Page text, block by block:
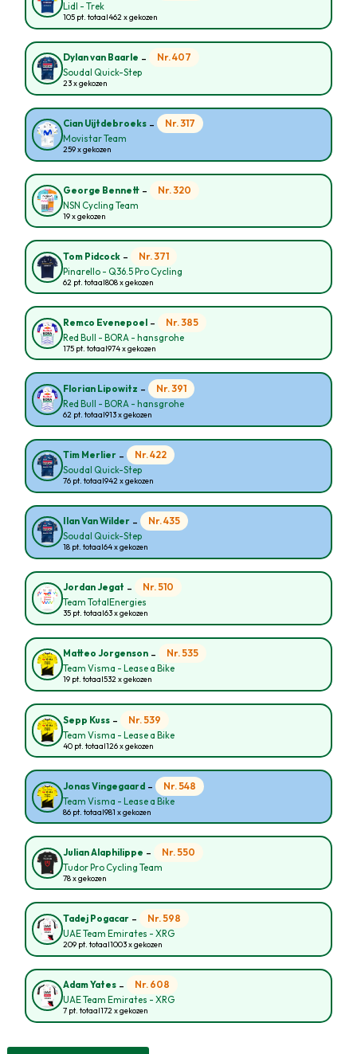
Lidl - Trek
105 pt. totaal462 x gekozen
Dylan van Baarle - Nr. 407
Soudal Quick-Step
23 x gekozen
Cian Uijtdebroeks - Nr. 317
Movistar Team
259 x gekozen
George Bennett - Nr. 320
NSN Cycling Team
19 x gekozen
Tom Pidcock - Nr. 371
Pinarello - Q36.5 Pro Cycling
62 pt. totaal808 x gekozen
Remco Evenepoel - Nr. 385
Red Bull - BORA - hansgrohe
175 pt. totaal974 x gekozen
Florian Lipowitz - Nr. 391
Red Bull - BORA - hansgrohe
62 pt. totaal913 x gekozen
Tim Merlier - Nr. 422
Soudal Quick-Step
76 pt. totaal942 x gekozen
Ilan Van Wilder - Nr. 435
Soudal Quick-Step
18 pt. totaal64 x gekozen
Jordan Jegat - Nr. 510
Team TotalEnergies
35 pt. totaal63 x gekozen
Matteo Jorgenson - Nr. 535
Team Visma - Lease a Bike
19 pt. totaal532 x gekozen
Sepp Kuss - Nr. 539
Team Visma - Lease a Bike
40 pt. totaal126 x gekozen
Jonas Vingegaard - Nr. 548
Team Visma - Lease a Bike
86 pt. totaal981 x gekozen
Julian Alaphilippe - Nr. 550
Tudor Pro Cycling Team
78 x gekozen
Tadej Pogacar - Nr. 598
UAE Team Emirates - XRG
209 pt. totaal1003 x gekozen
Adam Yates - Nr. 608
UAE Team Emirates - XRG
7 pt. totaal172 x gekozen